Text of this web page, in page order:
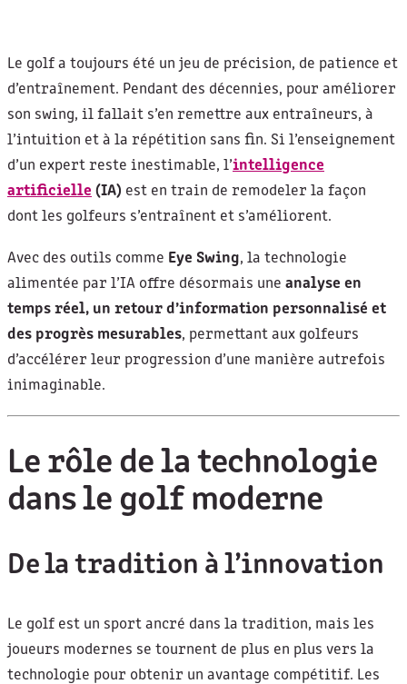
Le golf a toujours été un jeu de précision, de patience et
d’entraînement. Pendant des décennies, pour améliorer
son swing, il fallait s’en remettre aux entraîneurs, à
l’intuition et à la répétition sans fin. Si l’enseignement
d’un expert reste inestimable, l’intelligence
artificielle (IA) est en train de remodeler la façon
dont les golfeurs s’entraînent et s’améliorent.
Avec des outils comme Eye Swing, la technologie
alimentée par l’IA offre désormais une analyse en
temps réel, un retour d’information personnalisé et
des progrès mesurables, permettant aux golfeurs
d’accélérer leur progression d’une manière autrefois
inimaginable.
Le rôle de la technologie
dans le golf moderne
De la tradition à l’innovation
Le golf est un sport ancré dans la tradition, mais les
joueurs modernes se tournent de plus en plus vers la
technologie pour obtenir un avantage compétitif. Les